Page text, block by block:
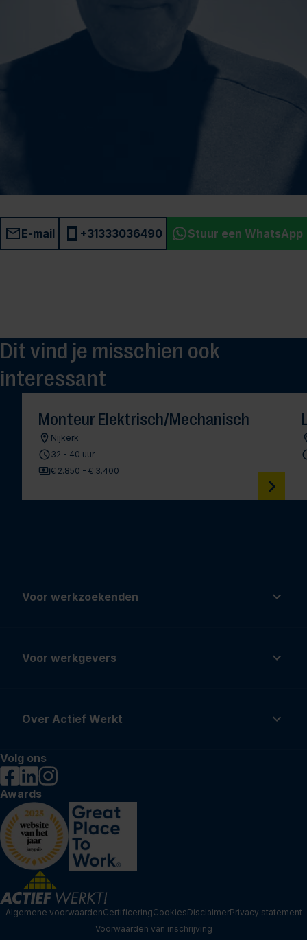
E-mail +31333036490 Stuur een WhatsApp
Dit vind je misschien ook
interessant
Monteur Elektrisch/Mechanisch
Nijkerk
32 - 40 uur
€ 2.850 - € 3.400
Voor werkzoekenden
Voor werkgevers
Over Actief Werkt
Volg ons
Awards
Algemene voorwaardenCertificeringCookiesDisclaimerPrivacy statement
Voorwaarden van inschrijving